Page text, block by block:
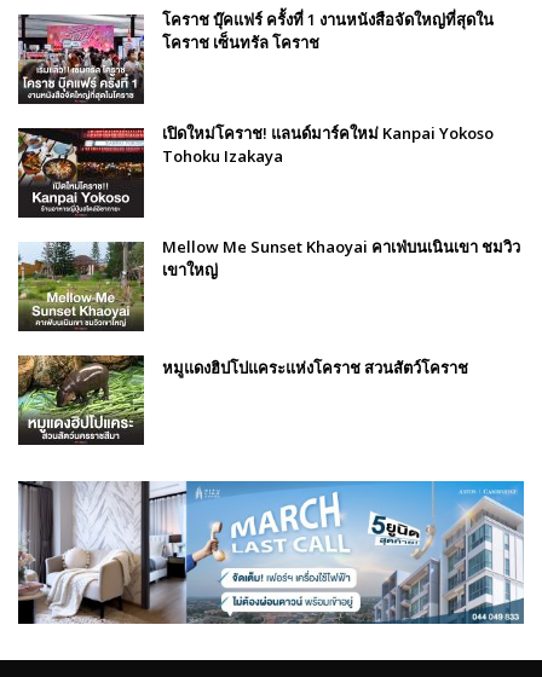
โคราช บุ๊คแฟร์​ ครั้งที่​ 1 งานหนังสือจัดใหญ่ที่สุดใน
โคราช เซ็นทรัล โคราช
เปิดใหม่โคราช! แลนด์มาร์คใหม่ Kanpai Yokoso
Tohoku Izakaya
Mellow Me Sunset Khaoyai คาเฟ่บนเนินเขา ชมวิว
เขาใหญ่
หมูแดงฮิปโปแคระแห่งโคราช สวนสัตว์โคราช